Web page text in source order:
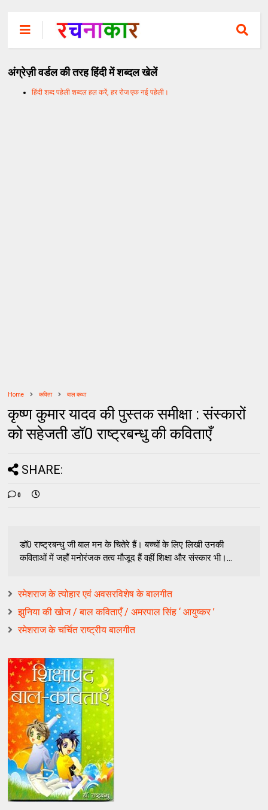
अंग्रेज़ी वर्डल की तरह हिंदी में शब्दल खेलें
हिंदी शब्द पहेली शब्दल हल करें, हर रोज एक नई पहेली।
Home कविता बाल कथा
कृष्ण कुमार यादव की पुस्तक समीक्षा : संस्‍कारों
को सहेजती डॉ0 राष्‍ट्रबन्‍धु की कविताएँ
SHARE:
0
डॉ0 राष्‍ट्रबन्‍धु जी बाल मन के चितेरे हैं। बच्‍चों के लिए लिखी उनकी
कविताओं में जहाँ मनोरंजक तत्‍व मौजूद हैं वहीं शिक्षा और संस्‍कार भी।...
रमेशराज के त्योहार एवं अवसरविशेष के बालगीत
झुनिया की खोज / बाल कविताएँ / अमरपाल सिंह ‘ आयुष्कर ’
रमेशराज के चर्चित राष्ट्रीय बालगीत